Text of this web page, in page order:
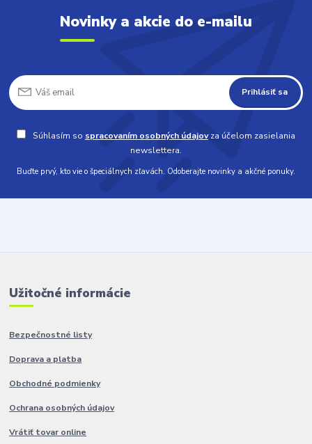
Novinky a akcie do e-mailu
Prihlásiť sa
Súhlasím so spracovaním osobných údajovza účelom zasielania
newslettera.
Buďte prvý, kto vie o špeciálnych zľavách. Odoberajte novinky a akčné ponuky.
Užitočné informácie
Bezpečnostné listy
Doprava a platba
Obchodné podmienky
Ochrana osobných údajov
Vrátiť tovar online